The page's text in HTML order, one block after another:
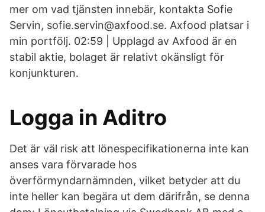
mer om vad tjänsten innebär, kontakta Sofie
Servin, sofie.servin@axfood.se. Axfood platsar i
min portfölj. 02:59 | Upplagd av Axfood är en
stabil aktie, bolaget är relativt okänsligt för
konjunkturen.
Logga in Aditro
Det är väl risk att lönespecifikationerna inte kan
anses vara förvarade hos
överförmyndarnämnden, vilket betyder att du
inte heller kan begära ut dem därifrån, se denna